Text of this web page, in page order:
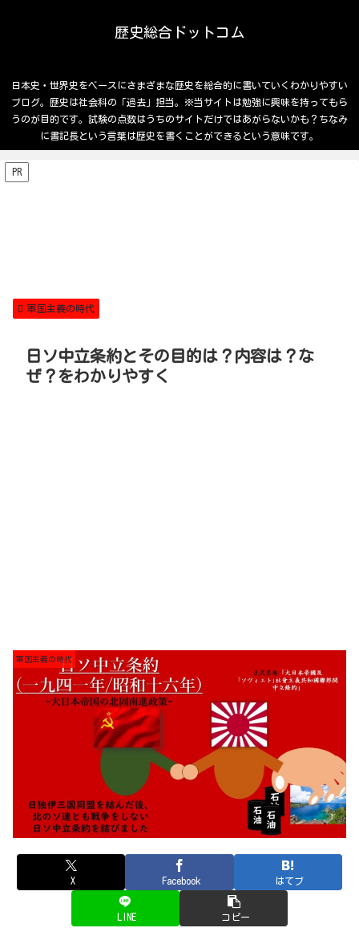
歴史総合ドットコム
日本史・世界史をベースにさまざまな歴史を総合的に書いていくわかりやすい
ブログ。歴史は社会科の「過去」担当。※当サイトは勉強に興味を持ってもら
うのが目的です。試験の点数はうちのサイトだけではあがらないかも？ちなみ
に書記長という言葉は歴史を書くことができるという意味です。
PR
軍国主義の時代
日ソ中立条約とその目的は？内容は？な
ぜ？をわかりやすく
軍国主義の時代
X Facebook はてブ
LINE コピー